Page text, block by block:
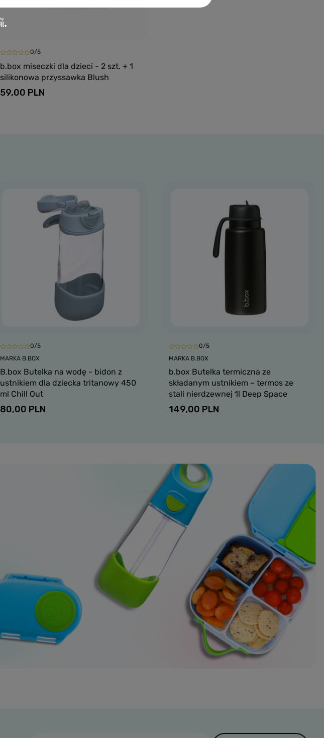
0/5
b.box miseczki dla dzieci - 2 szt. + 1
silikonowa przyssawka Blush
59,00 PLN
0/5
MARKA B.BOX
B.box Butelka na wodę - bidon z
ustnikiem dla dziecka tritanowy 450
ml Chill Out
80,00 PLN
0/5
MARKA B.BOX
b.box Butelka termiczna ze
składanym ustnikiem – termos ze
stali nierdzewnej 1l Deep Space
149,00 PLN